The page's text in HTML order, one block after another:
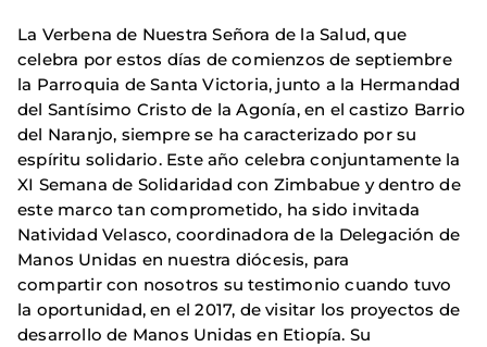
La Verbena de Nuestra Señora de la Salud, que
celebra por estos días de comienzos de septiembre
la Parroquia de Santa Victoria, junto a la Hermandad
del Santísimo Cristo de la Agonía, en el castizo Barrio
del Naranjo, siempre se ha caracterizado por su
espíritu solidario. Este año celebra conjuntamente la
XI Semana de Solidaridad con Zimbabue y dentro de
este marco tan comprometido, ha sido invitada
Natividad Velasco, coordinadora de la Delegación de
Manos Unidas en nuestra diócesis, para
compartir con nosotros su testimonio cuando tuvo
la oportunidad, en el 2017, de visitar los proyectos de
desarrollo de Manos Unidas en Etiopía. Su